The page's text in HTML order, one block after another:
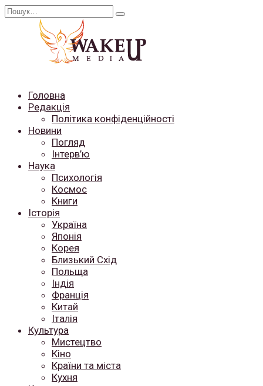
Перейти
Search
Головна
Редакція
Політика конфіденційності
Новини
Погляд
Інтерв’ю
Наука
Психологія
Космос
Книги
Історія
Україна
Японія
Корея
Близький Схід
Польща
Індія
Франція
Китай
Італія
Культура
Мистецтво
Кіно
Країни та міста
Кухня